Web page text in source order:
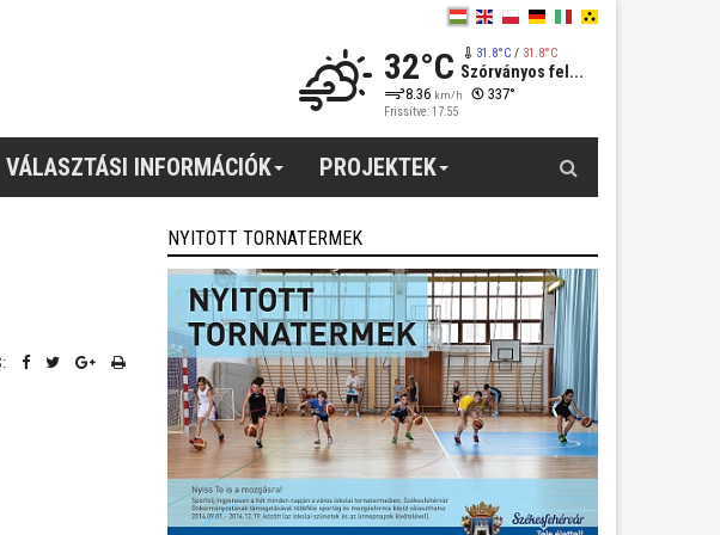
32°C 31.8°C/ 31.8°C
Szórványos fel...
8.36 km/h 337°
Frissítve: 17:55
VÁLASZTÁSI INFORMÁCIÓK PROJEKTEK
NYITOTT TORNATERMEK